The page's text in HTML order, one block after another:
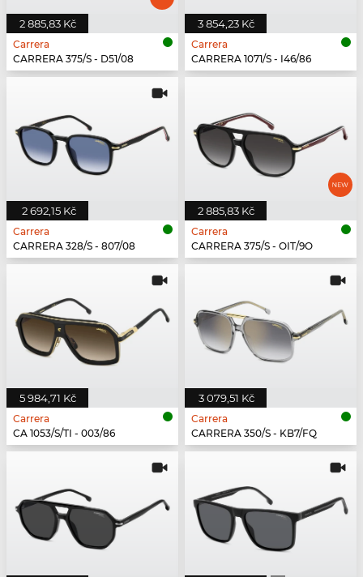
2 885,83 Kč
Carrera
CARRERA 375/S - D51/08
3 854,23 Kč
Carrera
CARRERA 1071/S - I46/86
2 692,15 Kč
Carrera
CARRERA 328/S - 807/08
2 885,83 Kč
Carrera
CARRERA 375/S - OIT/9O
5 984,71 Kč
Carrera
CA 1053/S/TI - 003/86
3 079,51 Kč
Carrera
CARRERA 350/S - KB7/FQ